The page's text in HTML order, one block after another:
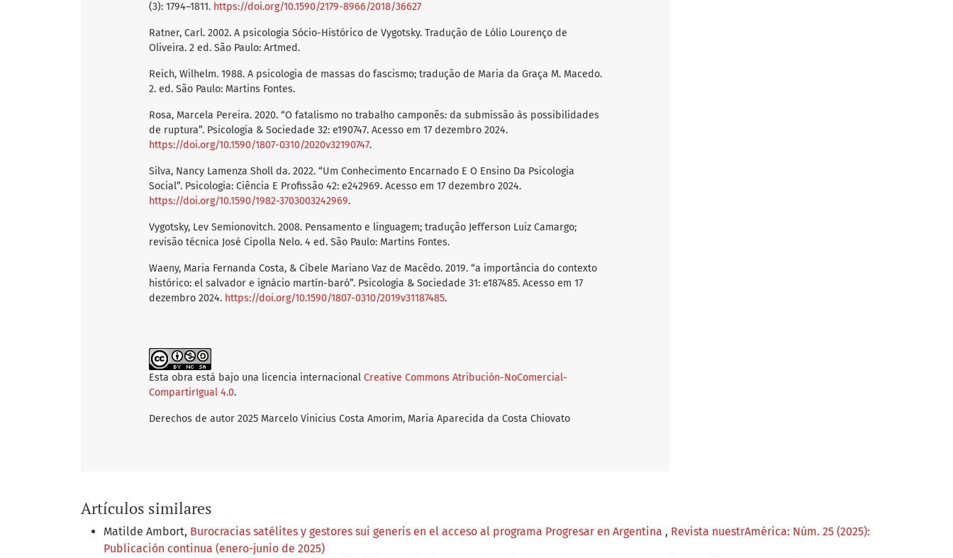
(3): 1794–1811. https://doi.org/10.1590/2179-8966/2018/36627
Ratner, Carl. 2002. A psicologia Sócio-Histórico de Vygotsky. Tradução de Lólio Lourenço de
Oliveira. 2 ed. São Paulo: Artmed.
Reich, Wilhelm. 1988. A psicologia de massas do fascismo; tradução de Maria da Graça M. Macedo.
2. ed. São Paulo: Martins Fontes.
Rosa, Marcela Pereira. 2020. “O fatalismo no trabalho camponês: da submissão às possibilidades
de ruptura”. Psicologia & Sociedade 32: e190747. Acesso em 17 dezembro 2024.
https://doi.org/10.1590/1807-0310/2020v32190747.
Silva, Nancy Lamenza Sholl da. 2022. “Um Conhecimento Encarnado E O Ensino Da Psicologia
Social”. Psicologia: Ciência E Profissão 42: e242969. Acesso em 17 dezembro 2024.
https://doi.org/10.1590/1982-3703003242969.
Vygotsky, Lev Semionovitch. 2008. Pensamento e linguagem; tradução Jefferson Luiz Camargo;
revisão técnica José Cipolla Nelo. 4 ed. São Paulo: Martins Fontes.
Waeny, Maria Fernanda Costa, & Cibele Mariano Vaz de Macêdo. 2019. “a importância do contexto
histórico: el salvador e ignácio martín-baró”. Psicologia & Sociedade 31: e187485. Acesso em 17
dezembro 2024. https://doi.org/10.1590/1807-0310/2019v31187485.
Esta obra está bajo una licencia internacional Creative Commons Atribución-NoComercial-
CompartirIgual 4.0.
Derechos de autor 2025 Marcelo Vinicius Costa Amorim, Maria Aparecida da Costa Chiovato
Artículos similares
Matilde Ambort, Burocracias satélites y gestores sui generis en el acceso al programa Progresar en Argentina , Revista nuestrAmérica: Núm. 25 (2025):
Publicación continua (enero-junio de 2025)